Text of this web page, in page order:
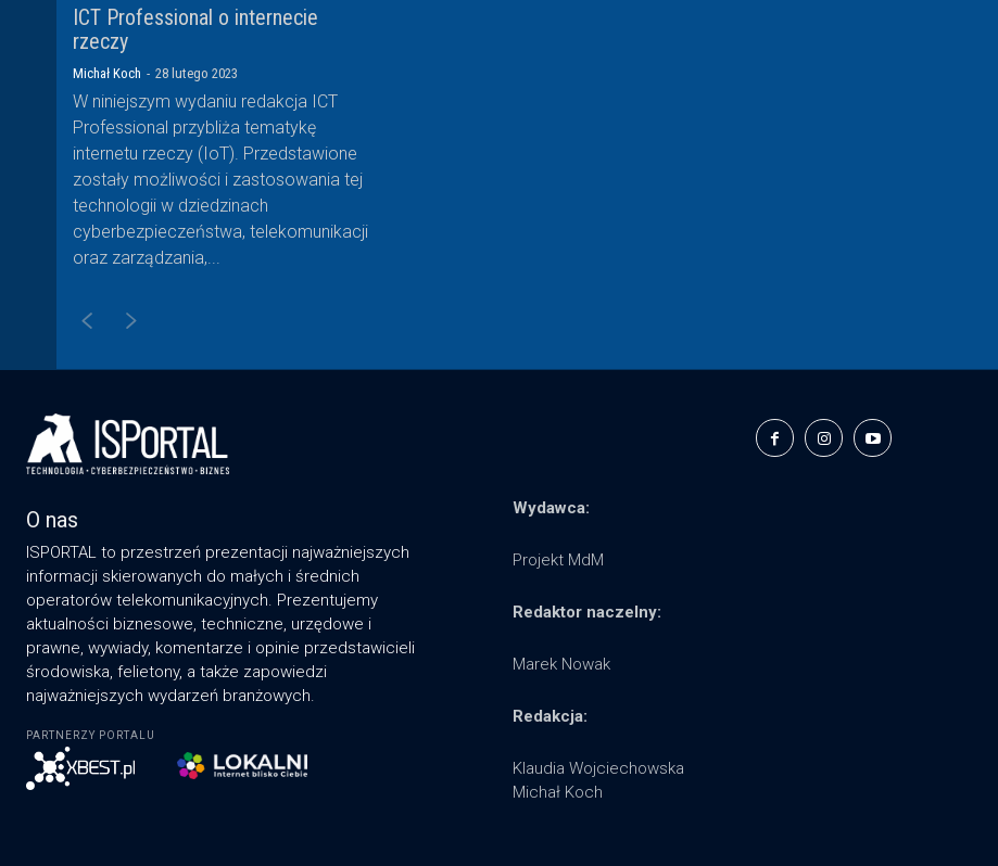
ICT Professional o internecie
rzeczy
Michał Koch - 28 lutego 2023
W niniejszym wydaniu redakcja ICT
Professional przybliża tematykę
internetu rzeczy (IoT). Przedstawione
zostały możliwości i zastosowania tej
technologii w dziedzinach
cyberbezpieczeństwa, telekomunikacji
oraz zarządzania,...
O nas
ISPORTAL to przestrzeń prezentacji najważniejszych
informacji skierowanych do małych i średnich
operatorów telekomunikacyjnych. Prezentujemy
aktualności biznesowe, techniczne, urzędowe i
prawne, wywiady, komentarze i opinie przedstawicieli
środowiska, felietony, a także zapowiedzi
najważniejszych wydarzeń branżowych.
PARTNERZY PORTALU
Wydawca:
Projekt MdM
Redaktor naczelny:
Marek Nowak
Redakcja:
Klaudia Wojciechowska
Michał Koch